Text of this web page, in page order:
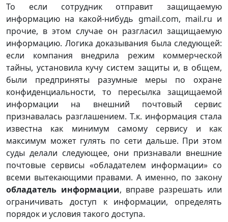
То если сотрудник отправит защищаемую
информацию на какой-нибудь gmail.com, mail.ru и
прочие, в этом случае он разгласил защищаемую
информацию. Логика доказывания была следующей:
если компания внедрила режим коммерческой
тайны, установила кучу систем защиты и, в общем,
были предприняты разумные меры по охране
конфиденциальности, то пересылка защищаемой
информации на внешний почтовый сервис
признавалась разглашением. Т.к. информация стала
известна как минимум самому сервису и как
максимум может гулять по сети дальше. При этом
суды делали следующее, они признавали внешние
почтовые сервисы «обладателем информации» со
всеми вытекающими правами. А именно, по закону
обладатель информации, вправе разрешать или
ограничивать доступ к информации, определять
порядок и условия такого доступа.